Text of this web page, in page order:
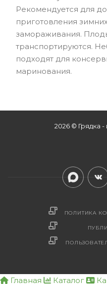
Рекомендуется для
приготовления
замораживания.
транспортируются.
подходят для
маринования.
2026 © Грядка
ПОЛИТИКА
Главная Каталог